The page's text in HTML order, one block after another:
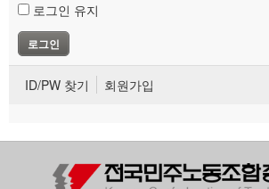
로그인 유지
ID/PW 찾기 회원가입